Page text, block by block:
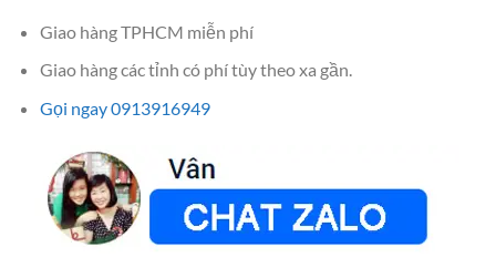
Giao hàng TPHCM miễn phí
Giao hàng các tỉnh có phí tùy theo xa gần.
Gọi ngay 0913916949